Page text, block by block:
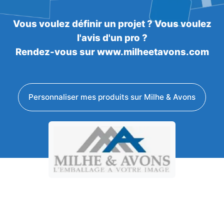
Vous voulez définir un projet ? Vous voulez
l'avis d'un pro ?
Rendez-vous sur www.milheetavons.com
Personnaliser mes produits sur Milhe & Avons